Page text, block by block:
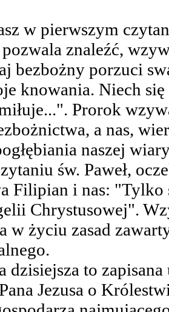
w pierwszym
pozwala znaleźć,
bezbożny porzuci
knowania. Niech się
Prorok
a nas,
naszej
św. Paweł,
Filipian i nas: "Tylko
Chrystusowej".
w życiu zasad
dzisiejsza to zapisana
Jezusa o